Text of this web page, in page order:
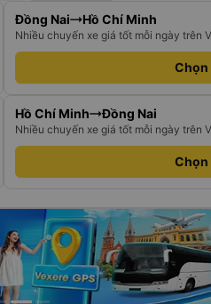
Đồng Nai Hồ Chí Minh
Nhiều chuyến xe giá tốt mỗi ngày trên
Chọn
Hồ Chí Minh Đồng Nai
Nhiều chuyến xe giá tốt mỗi ngày trên
Chọn